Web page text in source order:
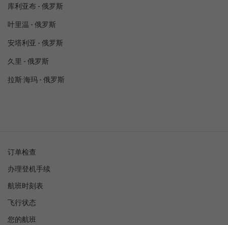
库利亚布 - 俄罗斯
叶里温 - 俄罗斯
安塔利亚 - 俄罗斯
久里 - 俄罗斯
拉斯·海玛 - 俄罗斯
订单检查
办理登机手续
航班时刻表
飞行状态
您的航班